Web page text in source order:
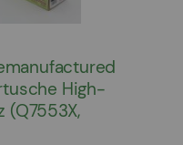
High-